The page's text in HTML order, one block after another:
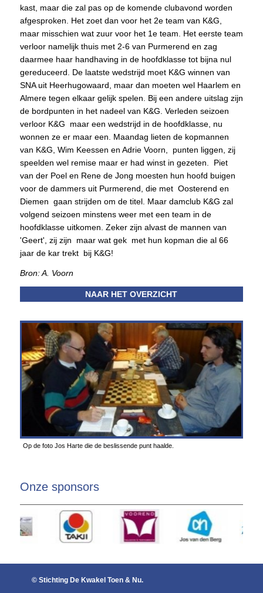
kast, maar die zal pas op de komende clubavond worden
afgesproken. Het zoet dan voor het 2e team van K&G,
maar misschien wat zuur voor het 1e team. Het eerste team
verloor namelijk thuis met 2-6 van Purmerend en zag
daarmee haar handhaving in de hoofdklasse tot bijna nul
gereduceerd. De laatste wedstrijd moet K&G winnen van
SNA uit Heerhugowaard, maar dan moeten wel Haarlem en
Almere tegen elkaar gelijk spelen. Bij een andere uitslag zijn
de bordpunten in het nadeel van K&G. Verleden seizoen
verloor K&G maar een wedstrijd in de hoofdklasse, nu
wonnen ze er maar een. Maandag lieten de kopmannen
van K&G, Wim Keessen en Adrie Voorn, punten liggen, zij
speelden wel remise maar er had winst in gezeten. Piet
van der Poel en Rene de Jong moesten hun hoofd buigen
voor de dammers uit Purmerend, die met Oosterend en
Diemen gaan strijden om de titel. Maar damclub K&G zal
volgend seizoen minstens weer met een team in de
hoofdklasse uitkomen. Zeker zijn alvast de mannen van
'Geert', zij zijn maar wat gek met hun kopman die al 66
jaar de kar trekt bij K&G!
Bron: A. Voorn
NAAR HET OVERZICHT
Op de foto Jos Harte die de beslissende punt haalde.
Onze sponsors
© Stichting De Kwakel Toen & Nu.